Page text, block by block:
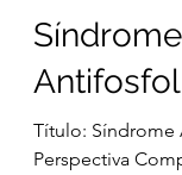
Síndrome
Título:
Perspectiva